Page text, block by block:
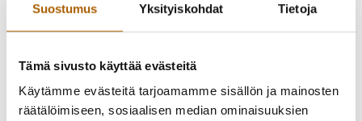
Suostumus Yksityiskohdat Tietoja
Tämä sivusto käyttää evästeitä
Käytämme evästeitä tarjoamamme sisällön ja mainosten
räätälöimiseen, sosiaalisen median ominaisuuksien
S-Market Tyrnävä, Vanhatie 5 TYRNÄVÄ
Lue lisää Lakeuden Ekon tiedotteesta.